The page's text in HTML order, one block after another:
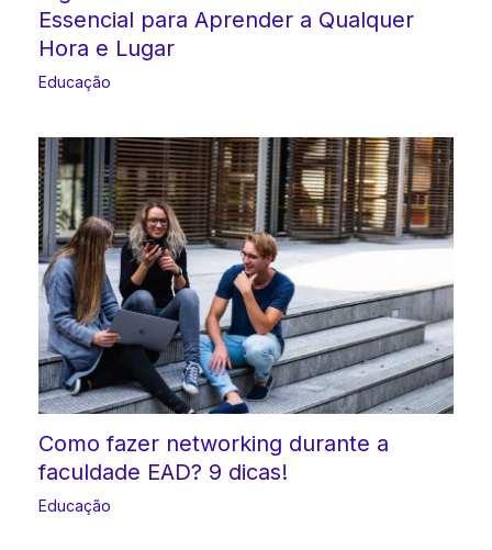
Essencial para Aprender a Qualquer
Hora e Lugar
Educação
Como fazer networking durante a
faculdade EAD? 9 dicas!
Educação